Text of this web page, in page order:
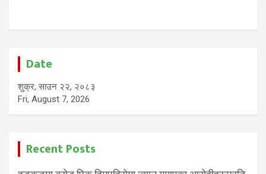
Date
शुक्र, साउन २२, २०८३
Fri, August 7, 2026
Recent Posts